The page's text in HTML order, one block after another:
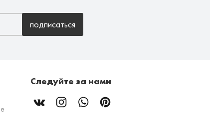
подписаться
Следуйте за нами